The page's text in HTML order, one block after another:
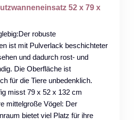
52 x 79 x
robuste
ist mit Pulverlack beschichteter
und dadurch rost- und
Die Oberfläche ist
für die Tiere unbedenklich.
misst 79 x 52 x 132 cm
mittelgroße Vögel: Der
bietet viel Platz für ihre